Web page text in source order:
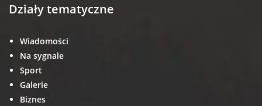
Działy tematyczne
Wiadomości
Na sygnale
Sport
Galerie
Biznes